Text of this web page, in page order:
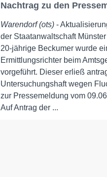
Nachtrag zu den
Warendorf (ots) -
der Staatanwaltschaft
20-jährige Beckumer wurde
Ermittlungsrichter beim
vorgeführt. Dieser erließ
Untersuchungshaft wegen
zur Pressemeldung vom
Auf Antrag der ...